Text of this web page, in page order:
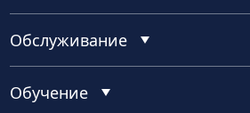
Обслуживание
Обучение